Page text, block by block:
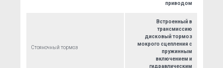
приводом
Стояночный тормоз
Встроенный в
трансмиссию
дисковый тормоз
мокрого сцепления с
пружинным
включением и
гидравлическим